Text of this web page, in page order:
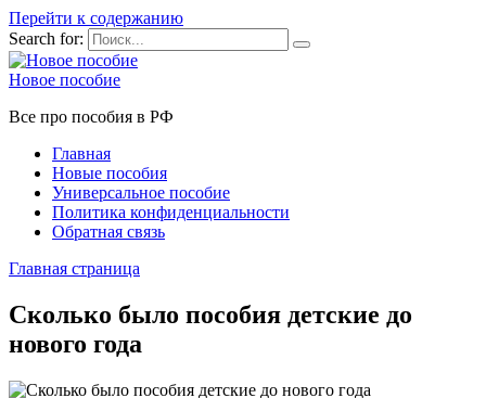
Перейти к содержанию
Search for:
Новое пособие
Все про пособия в РФ
Главная
Новые пособия
Универсальное пособие
Политика конфиденциальности
Обратная связь
Главная страница
Сколько было пособия детские до
нового года